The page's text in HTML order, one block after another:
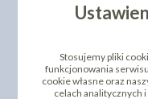
Stosujemy pliki
funkcjonowania
cookie własne oraz
celach analitycznych